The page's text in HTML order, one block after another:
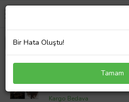
PerukAvm Yeni sezon
4950,00 TL
Kargo Bedava
Bir Hata Oluştu!
Tamam